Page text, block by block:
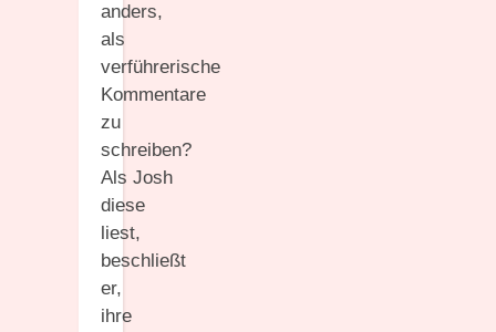
anders,
als
verführerische
Kommentare
zu
schreiben?
Als Josh
diese
liest,
beschließt
er,
ihre